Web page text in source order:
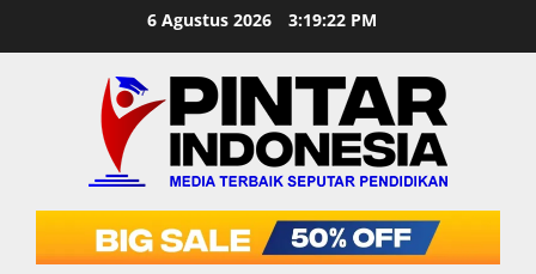
6 Agustus 2026 3:19:23 PM